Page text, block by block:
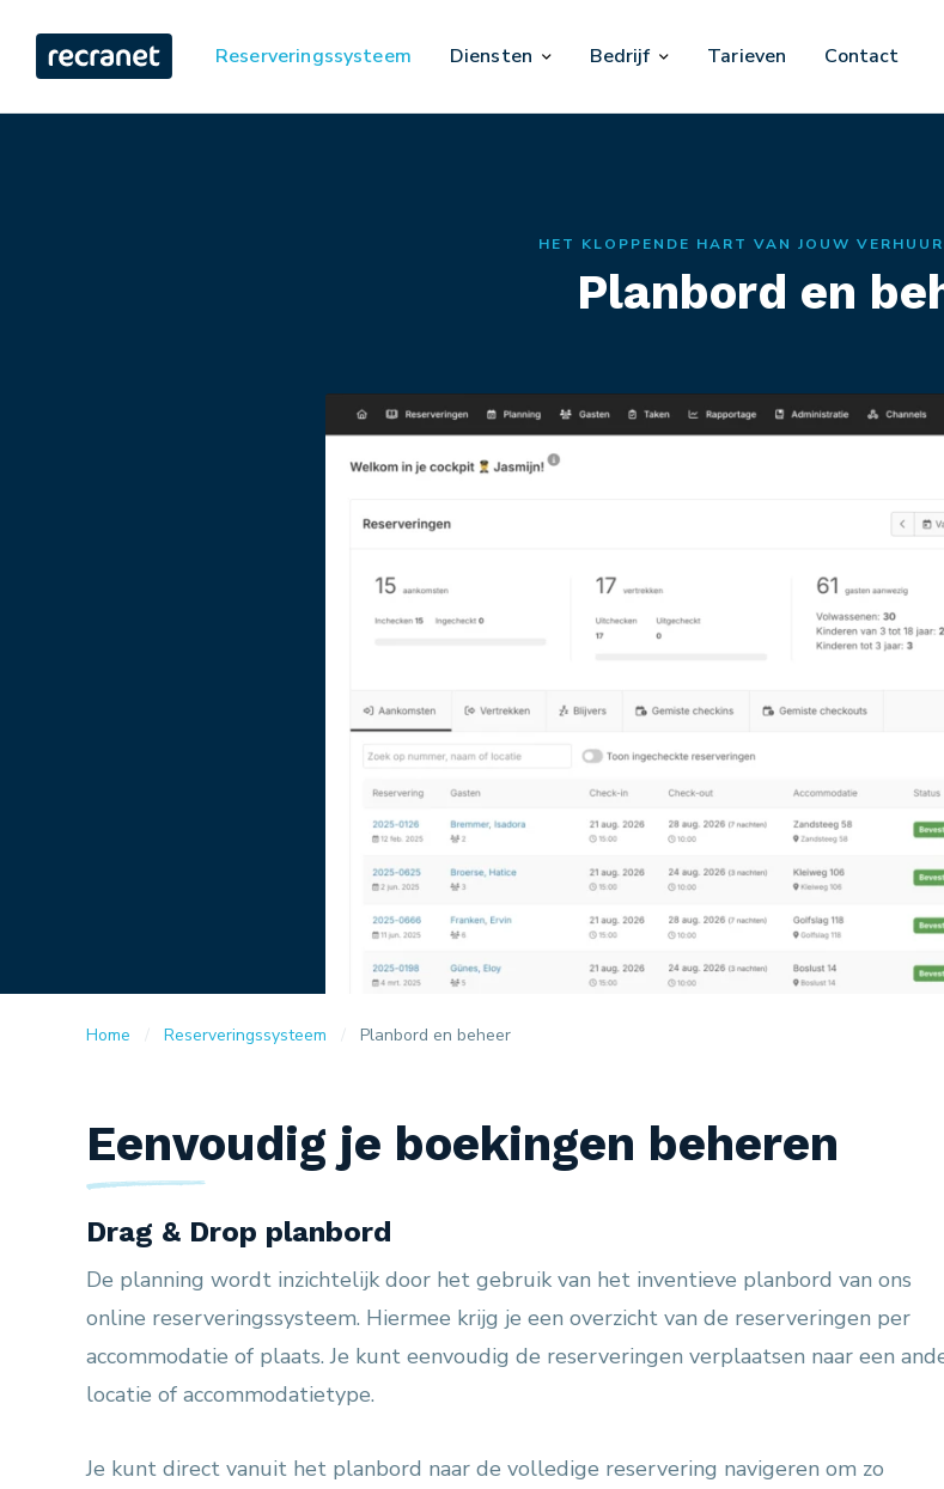
Reserveringssysteem Diensten Bedrijf Tarieven Contact
HET KLOPPENDE HART VAN JOUW
Planbord en
Home Reserveringssysteem Planbord en beheer
Eenvoudig je boekingen beheren
Drag & Drop planbord
De planning wordt inzichtelijk door het gebruik van het inventieve planbord van ons
online reserveringssysteem. Hiermee krijg je een overzicht van de reserveringen per
accommodatie of plaats. Je kunt eenvoudig de reserveringen verplaatsen naar een
locatie of accommodatietype.
Je kunt direct vanuit het planbord naar de volledige reservering navigeren om zo